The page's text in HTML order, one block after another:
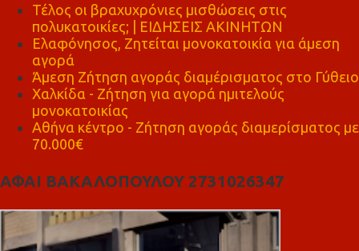
Τέλος οι βραχυχρόνιες μισθώσεις στις
πολυκατοικίες; | ΕΙΔΗΣΕΙΣ ΑΚΙΝΗΤΩΝ
Ελαφόνησος, Ζητείται μονοκατοικία για άμεση
αγορά
Άμεση Ζήτηση αγοράς διαμέρισματος στο Γύθειο
Χαλκίδα - Ζήτηση για αγορά ημιτελούς
μονοκατοικίας
Αθήνα κέντρο - Ζήτηση αγοράς διαμερίσματος με
70.000€
ΑΦΑΙ ΒΑΚΑΛΟΠΟΥΛΟΥ 2731026347